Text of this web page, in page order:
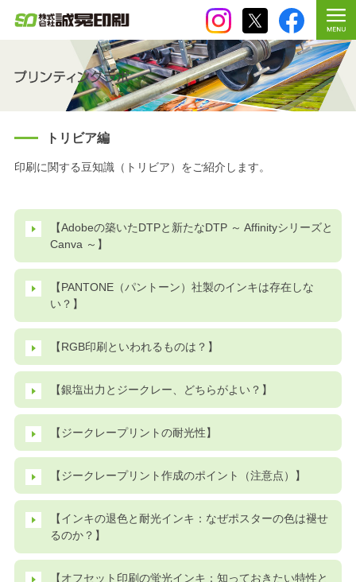
トリビア編
印刷に関する豆知識（トリビア）をご紹介します。
【Adobeの築いたDTPと新たなDTP ～ Affinityシリーズと
Canva ～】
【PANTONE（パントーン）社製のインキは存在しな
い？】
【RGB印刷といわれるものは？】
【銀塩出力とジークレー、どちらがよい？】
【ジークレープリントの耐光性】
【ジークレープリント作成のポイント（注意点）】
【インキの退色と耐光インキ：なぜポスターの色は褪せ
るのか？】
【オフセット印刷の蛍光インキ：知っておきたい特性と